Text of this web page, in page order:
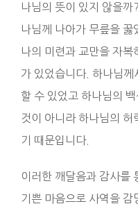
나님의 뜻이 있지 않을
나님께 나아가 무릎을 꿇
나의 미련과 교만을 자
가 있었습니다. 하나님
할 수 있었고 하나님의
것이 아니라 하나님의 허
기 때문입니다.
이러한 깨달음과 감사를
기쁜 마음으로 사역을 감